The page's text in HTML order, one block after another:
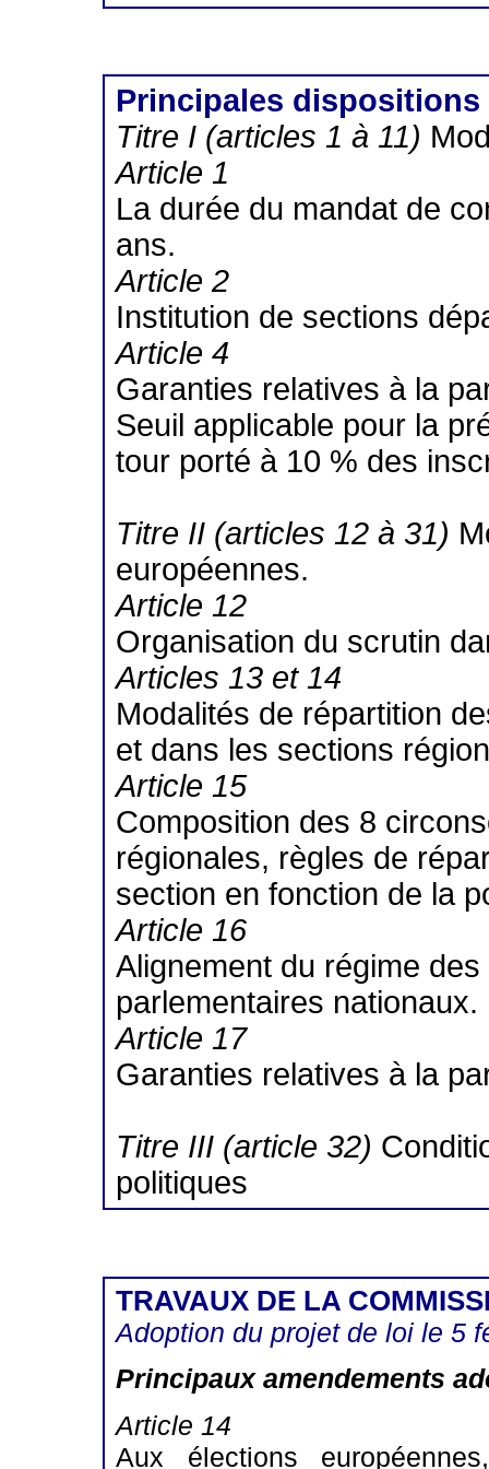
Principales
Titre I (articles 1 à 11)
Article 1
La durée du mandat de
ans.
Article 2
Institution de sections
Article 4
Garanties relatives à la
Seuil applicable pour la
tour porté à 10 % des
Titre II (articles 12 à 31)
européennes.
Article 12
Organisation du scrutin
Articles 13 et 14
Modalités de répartition
et dans les sections
Article 15
Composition des 8
régionales, règles de
section en fonction de la
Article 16
Alignement du régime
parlementaires nationaux.
Article 17
Garanties relatives à la
Titre III (article 32)
politiques
TRAVAUX DE LA
Adoption du projet de loi le 5
Principaux amendements
Article 14
Aux élections